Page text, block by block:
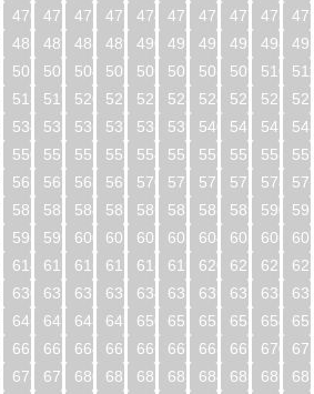
470 471 472 473 474 475 476 477 478
486 487 488 489 490 491 492 493 494
502 503 504 505 506 507 508 509 510
518 519 520 521 522 523 524 525 526
534 535 536 537 538 539 540 541 542
550 551 552 553 554 555 556 557 558
566 567 568 569 570 571 572 573 574
582 583 584 585 586 587 588 589 590
598 599 600 601 602 603 604 605 606
614 615 616 617 618 619 620 621 622
630 631 632 633 634 635 636 637 638
646 647 648 649 650 651 652 653 654
662 663 664 665 666 667 668 669 670
678 679 680 681 682 683 684 685 686